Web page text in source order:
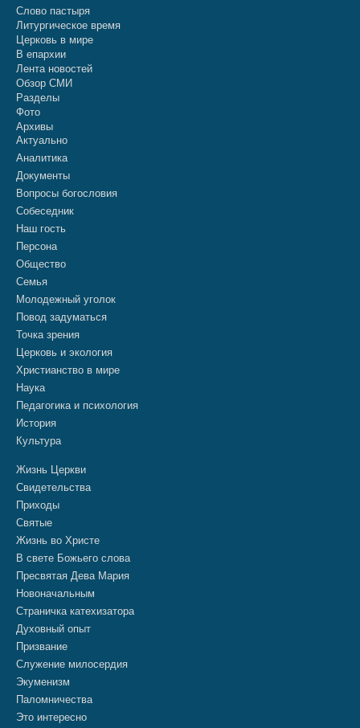
Слово пастыря
Литургическое время
Церковь в мире
В епархии
Лента новостей
Обзор СМИ
Разделы
Фото
Архивы
Актуально
Аналитика
Документы
Вопросы богословия
Собеседник
Наш гость
Персона
Общество
Семья
Молодежный уголок
Повод задуматься
Точка зрения
Церковь и экология
Христианство в мире
Наука
Педагогика и психология
История
Культура
Жизнь Церкви
Свидетельства
Приходы
Святые
Жизнь во Христе
В свете Божьего слова
Пресвятая Дева Мария
Новоначальным
Страничка катехизатора
Духовный опыт
Призвание
Служение милосердия
Экуменизм
Паломничества
Это интересно